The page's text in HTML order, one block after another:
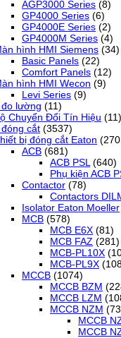
AGP3000 Series (8)
GP4000 Series (6)
GP4000E Series (2)
GP4000M Series (4)
hình HMI Siemens (34)
Basic Panels (22)
Comfort Panels (12)
hình HMI Wecon (9)
Levi Series (9)
lường (11)
Chuyển Đổi Tín Hiệu (11)
cắt (3537)
bị đóng cắt Eaton
ACB (681)
ACB PSL (640)
Phụ kiện ACB
Contactor (78)
Contactors
Isolator Eaton Moeller
MCB (578)
MCB E6X (81)
MCB FAZ (281)
MCB-PL10X
MCB-PL9X
MCCB (1074)
MCCB BZM
MCCB LZM
MCCB NZM
MCCB
MCCB